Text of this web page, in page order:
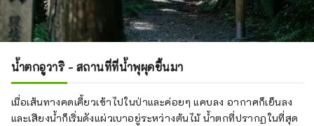
น้ำตกอูวาริ - สถานที่ที่น้ำพุผุดขึ้นมา
เมื่อเส้นทางคดเคี้ยวเข้าไปในป่าและค่อยๆ แคบลง อากาศก็เย็นลง
และเสียงน้ำก็เริ่มดังแผ่วเบาอยู่ระหว่างต้นไม้ น้ำตกที่ปรากฏในที่สุด